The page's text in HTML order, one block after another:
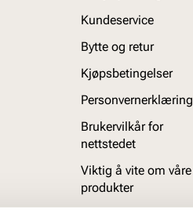
Kundeservice
Bytte og retur
Kjøpsbetingelser
Personvernerklæring
Brukervilkår for
nettstedet
Viktig å vite om våre
produkter